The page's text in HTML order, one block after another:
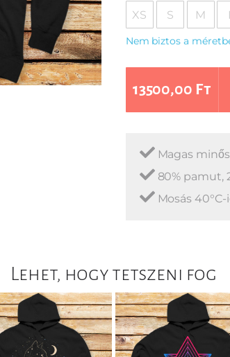
XS S M
Nem biztos a
13500,00 Ft
Magas
80% pamut,
Mosás 40°C-
Lehet, hogy tetszeni fog